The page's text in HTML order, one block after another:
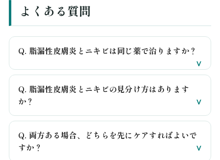
よくある質問
Q. 脂漏性皮膚炎とニキビは同じ薬で治りますか？
Q. 脂漏性皮膚炎とニキビの見分け方はあります
か？
Q. 両方ある場合、どちらを先にケアすればよいで
すか？